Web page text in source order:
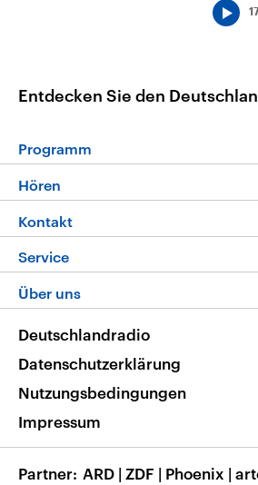
Entdecken Sie den
Programm
Die Nachrichten
Nachrichtenleicht
Neue Beiträge auf dlf.de
Hören
Livestream
Podcasts
Deutschlandfunk App
Nachrichten App
Frequenzen
Kontakt
Hörerservice
Service
FAQ
Veranstaltungen
Musikliste
RSS
Über uns
Barrierefreiheit
Deutschlandradio
Datenschutzerklärung
Nutzungsbedingungen
Impressum
Partner ARD | ZDF | Phoenix |